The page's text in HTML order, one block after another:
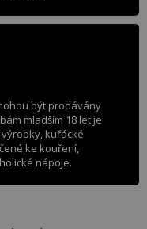
být prodávány
mladším 18 let je
kuřácké
ke kouření,
nápoje.